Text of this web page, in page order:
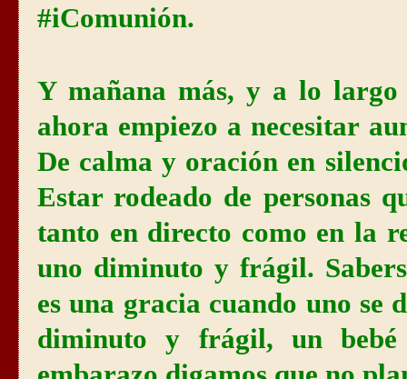
#iComunión.
Y mañana más, y a lo largo
ahora empiezo a necesitar
De calma y oración en
Estar rodeado de personas
tanto en directo como en la
uno diminuto y frágil.
es una gracia cuando uno se
diminuto y frágil, un bebé